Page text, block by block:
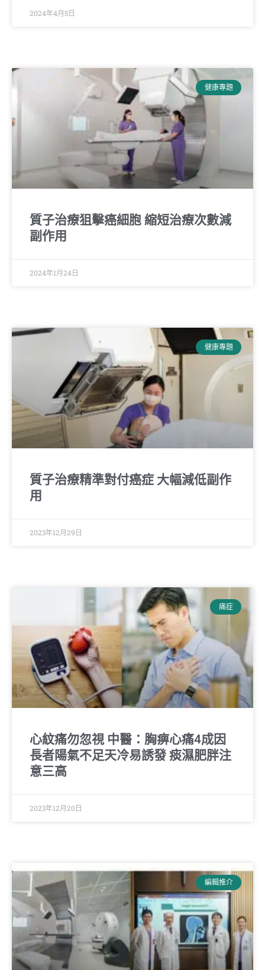
2024年4月5日
健康專題
質子治療狙擊癌細胞 縮短治療次數減
副作用
2024年1月24日
健康專題
質子治療精準對付癌症 大幅減低副作
用
2023年12月29日
痛症
心紋痛勿忽視 中醫：胸痹心痛4成因
長者陽氣不足天冷易誘發 痰濕肥胖注
意三高
2023年12月20日
編輯推介